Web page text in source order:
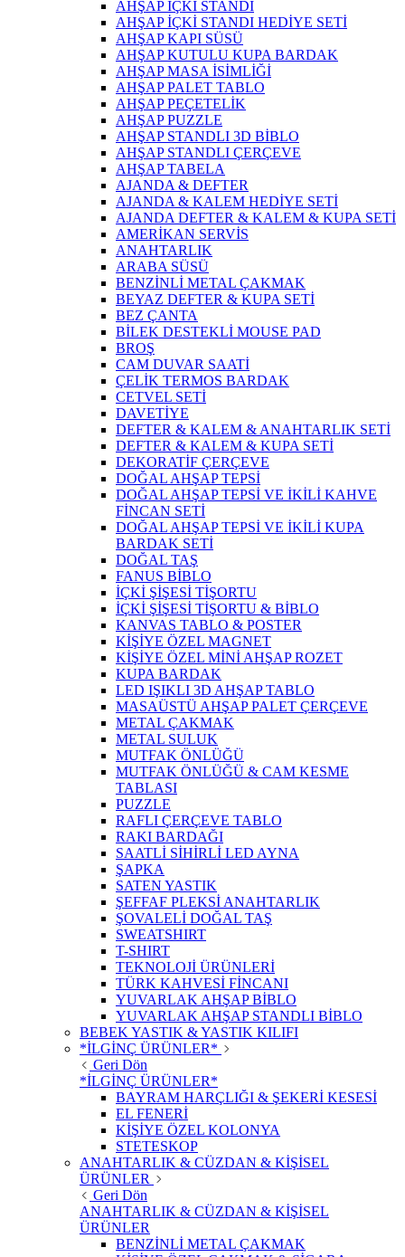
AHŞAP İÇKİ STANDI
AHŞAP İÇKİ STANDI HEDİYE SETİ
AHŞAP KAPI SÜSÜ
AHŞAP KUTULU KUPA BARDAK
AHŞAP MASA İSİMLİĞİ
AHŞAP PALET TABLO
AHŞAP PEÇETELİK
AHŞAP PUZZLE
AHŞAP STANDLI 3D BİBLO
AHŞAP STANDLI ÇERÇEVE
AHŞAP TABELA
AJANDA & DEFTER
AJANDA & KALEM HEDİYE SETİ
AJANDA DEFTER & KALEM & KUPA SETİ
AMERİKAN SERVİS
ANAHTARLIK
ARABA SÜSÜ
BENZİNLİ METAL ÇAKMAK
BEYAZ DEFTER & KUPA SETİ
BEZ ÇANTA
BİLEK DESTEKLİ MOUSE PAD
BROŞ
CAM DUVAR SAATİ
ÇELİK TERMOS BARDAK
CETVEL SETİ
DAVETİYE
DEFTER & KALEM & ANAHTARLIK SETİ
DEFTER & KALEM & KUPA SETİ
DEKORATİF ÇERÇEVE
DOĞAL AHŞAP TEPSİ
DOĞAL AHŞAP TEPSİ VE İKİLİ KAHVE
FİNCAN SETİ
DOĞAL AHŞAP TEPSİ VE İKİLİ KUPA
BARDAK SETİ
DOĞAL TAŞ
FANUS BİBLO
İÇKİ ŞİŞESİ TİŞORTU
İÇKİ ŞİŞESİ TİŞORTU & BİBLO
KANVAS TABLO & POSTER
KİŞİYE ÖZEL MAGNET
KİŞİYE ÖZEL MİNİ AHŞAP ROZET
KUPA BARDAK
LED IŞIKLI 3D AHŞAP TABLO
MASAÜSTÜ AHŞAP PALET ÇERÇEVE
METAL ÇAKMAK
METAL SULUK
MUTFAK ÖNLÜĞÜ
MUTFAK ÖNLÜĞÜ & CAM KESME
TABLASI
PUZZLE
RAFLI ÇERÇEVE TABLO
RAKI BARDAĞI
SAATLİ SİHİRLİ LED AYNA
ŞAPKA
SATEN YASTIK
ŞEFFAF PLEKSİ ANAHTARLIK
ŞOVALELİ DOĞAL TAŞ
SWEATSHIRT
T-SHIRT
TEKNOLOJİ ÜRÜNLERİ
TÜRK KAHVESİ FİNCANI
YUVARLAK AHŞAP BİBLO
YUVARLAK AHŞAP STANDLI BİBLO
BEBEK YASTIK & YASTIK KILIFI
*İLGİNÇ ÜRÜNLER*
Geri Dön
*İLGİNÇ ÜRÜNLER*
BAYRAM HARÇLIĞI & ŞEKERİ KESESİ
EL FENERİ
KİŞİYE ÖZEL KOLONYA
STETESKOP
ANAHTARLIK & CÜZDAN & KİŞİSEL
ÜRÜNLER
Geri Dön
ANAHTARLIK & CÜZDAN & KİŞİSEL
ÜRÜNLER
BENZİNLİ METAL ÇAKMAK